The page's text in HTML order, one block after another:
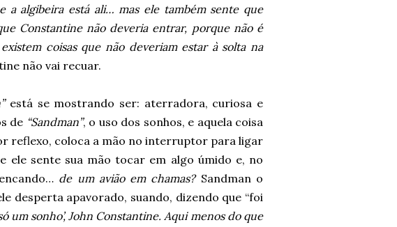
a algibeira está ali… mas ele também sente que
Constantine não deveria entrar, porque não é
coisas que não deveriam estar à solta na
não vai recuar.
está se mostrando ser: aterradora, curiosa e
de “Sandman”, o uso dos sonhos, e aquela coisa
reflexo, coloca a mão no interruptor para ligar
ele sente sua mão tocar em algo úmido e, no
de um avião em chamas?Sandman o
desperta apavorado, suando, dizendo que “foi
um sonho’, John Constantine. Aqui menos do que